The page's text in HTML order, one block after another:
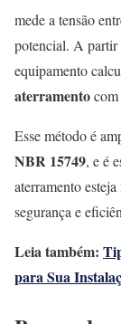
mede a tensão
potencial. A partir
equipamento
aterramento
Esse método é
NBR 15749, e é
aterramento
segurança e
Leia também:
para Sua